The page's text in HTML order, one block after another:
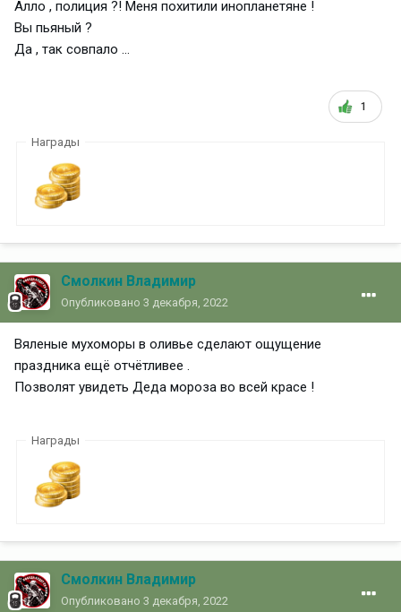
Алло , полиция ?! Меня похитили инопланетяне !
Вы пьяный ?
Да , так совпало ...
1
Награды
Смолкин Владимир
Опубликовано 3 декабря, 2022
Вяленые мухоморы в оливье сделают ощущение
праздника ещё отчётливее .
Позволят увидеть Деда мороза во всей красе !
Награды
Смолкин Владимир
Опубликовано 3 декабря, 2022